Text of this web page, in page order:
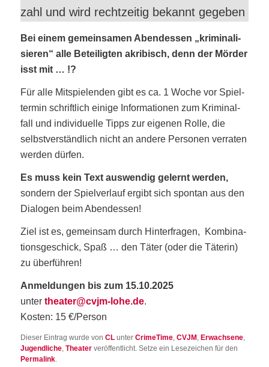
zahl und wird recht­zei­tig bekannt gegeben
Bei einem gemein­sa­men Abend­essen „kri­mi­na­li­
sie­ren“ alle Betei­lig­ten akri­bisch, denn der Mör­der
isst mit … !?
Für alle Mit­spie­len­den gibt es ca. 1 Woche vor Spiel­
ter­min schrift­lich eini­ge Infor­ma­tio­nen zum Kri­mi­nal­
fall und indi­vi­du­el­le Tipps zur eige­nen Rol­le, die
selbst­ver­ständ­lich nicht an ande­re Per­so­nen ver­ra­ten
wer­den dürfen.
Es muss kein Text aus­wen­dig gelernt wer­den,
son­dern der Spiel­ver­lauf ergibt sich spon­tan aus den
Dia­lo­gen beim Abendessen!
Ziel ist es, gemein­sam durch Hin­ter­fra­gen, Kom­bi­na­
ti­ons­ge­schick, Spaß … den Täter (oder die Täte­rin)
zu überführen!
Anmel­dun­gen bis zum 15.10.2025
untertheater@cvjm-lohe.de.
Kos­ten: 15 €/Person
Dieser Eintrag wurde vonCL unterCrimeTime,CVJM , Erwachsene,
Jugendliche,Theater veröffentlicht. Setze ein Lesezeichen für den
Permalink.